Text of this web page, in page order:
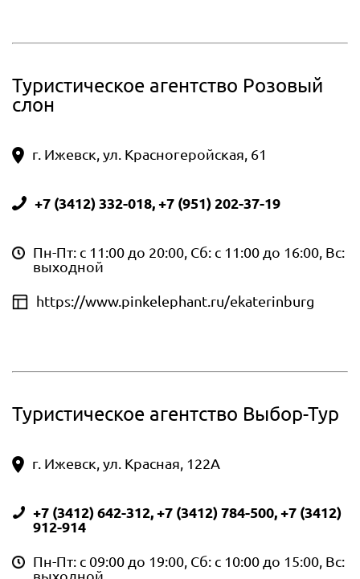
Туристическое агентство Розовый
слон
г. Ижевск, ул. Красногеройская, 61
+7 (3412) 332-018, +7 (951) 202-37-19
Пн-Пт: с 11:00 до 20:00, Сб: с 11:00 до 16:00, Вс:
выходной
https://www.pinkelephant.ru/ekaterinburg
Туристическое агентство Выбор-Тур
г. Ижевск, ул. Красная, 122А
+7 (3412) 642-312, +7 (3412) 784-500, +7 (3412)
912-914
Пн-Пт: с 09:00 до 19:00, Сб: с 10:00 до 15:00, Вс:
выходной